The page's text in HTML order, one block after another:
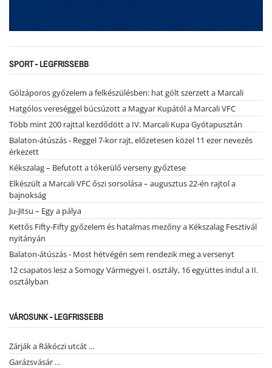
SPORT - LEGFRISSEBB
Gólzáporos győzelem a felkészülésben: hat gólt szerzett a Marcali
Hatgólos vereséggel búcsúzott a Magyar Kupától a Marcali VFC
Több mint 200 rajttal kezdődött a IV. Marcali Kupa Gyótapusztán
Balaton-átúszás - Reggel 7-kor rajt, előzetesen közel 11 ezer nevezés
érkezett
Kékszalag – Befutott a tókerülő verseny győztese
Elkészült a Marcali VFC őszi sorsolása – augusztus 22-én rajtol a
bajnokság
Ju-Jitsu – Egy a pálya
Kettős Fifty-Fifty győzelem és hatalmas mezőny a Kékszalag Fesztivál
nyitányán
Balaton-átúszás - Most hétvégén sem rendezik meg a versenyt
12 csapatos lesz a Somogy Vármegyei I. osztály, 16 együttes indul a II.
osztályban
VÁROSUNK - LEGFRISSEBB
Zárják a Rákóczi utcát …
Garázsvásár …